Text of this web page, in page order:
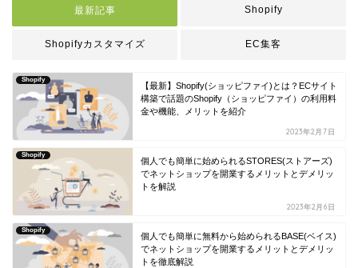
最新記事 Shopify
Shopifyカスタマイズ EC集客
Shopify
【最新】Shopify(ショッピファイ)とは？ECサイト
構築で話題のShopify（ショッピファイ）の利用料
金や機能、メリットを紹介
2023年2月7日
Shopify
個人でも簡単に始められるSTORES(ストアーズ)
でネットショップを開業するメリットとデメリッ
トを解説
2023年2月6日
Shopify
個人でも簡単に無料から始められるBASE(ベイス)
でネットショップを開業するメリットとデメリッ
トを徹底解説